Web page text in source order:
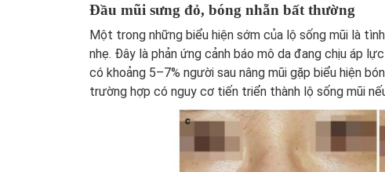
Đầu mũi sưng đỏ, bóng nhẵn bất thường
Một trong những biểu hiện sớm của lộ sống mũi là
nhẹ. Đây là phản ứng cảnh báo mô da đang chịu áp
có khoảng 5–7% người sau nâng mũi gặp biểu hiện
trường hợp có nguy cơ tiến triển thành lộ sống mũi